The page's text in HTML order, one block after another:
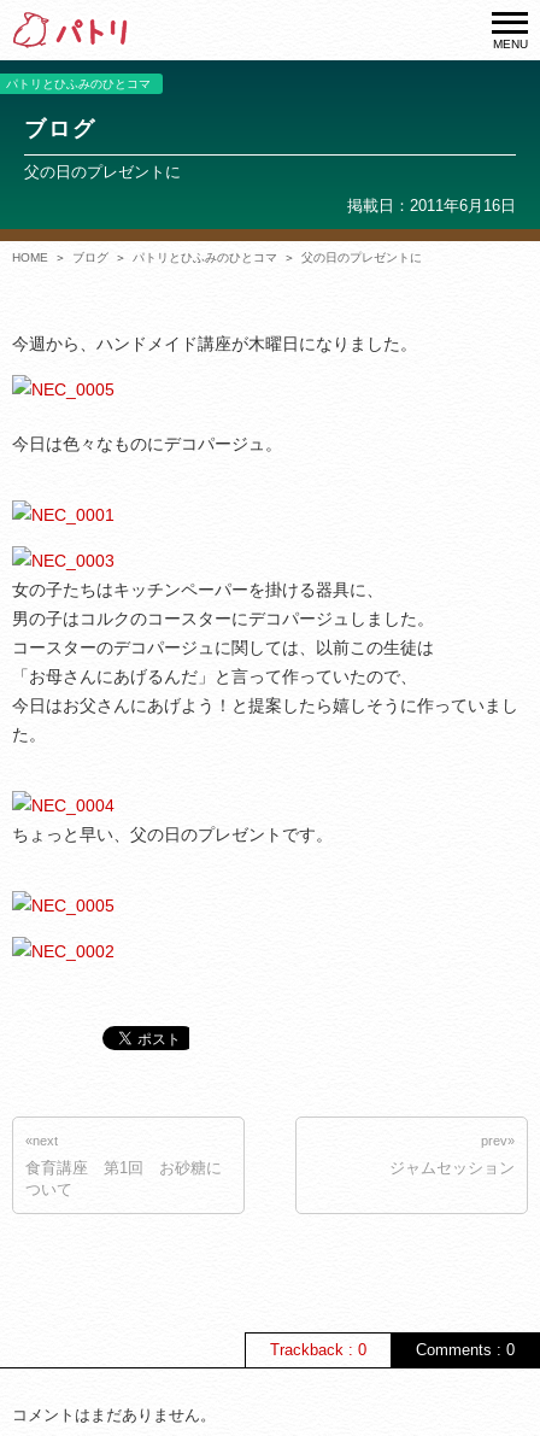
MENU
パトリとひふみのひとコマ
ブログ
父の日のプレゼントに
掲載日：2011年6月16日
HOME ブログ パトリとひふみのひとコマ 父の日のプレゼントに
今週から、ハンドメイド講座が木曜日になりました。
今日は色々なものにデコパージュ。
女の子たちはキッチンペーパーを掛ける器具に、
男の子はコルクのコースターにデコパージュしました。
コースターのデコパージュに関しては、以前この生徒は
「お母さんにあげるんだ」と言って作っていたので、
今日はお父さんにあげよう！と提案したら嬉しそうに作っていまし
た。
ちょっと早い、父の日のプレゼントです。
«next
食育講座 第1回 お砂糖に
ついて
prev»
ジャムセッション
Comments : 0
Trackback : 0
コメントはまだありません。